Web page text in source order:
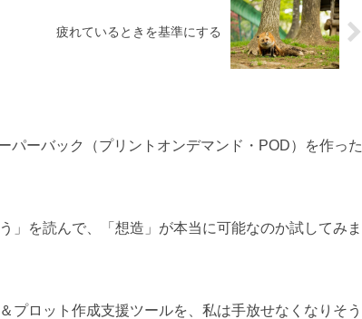
疲れているときを基準にする
パーバック（プリントオンデマンド・POD）を作った
」を読んで、「想造」が本当に可能なのか試してみま
プロット作成支援ツールを、私は手放せなくなりそう